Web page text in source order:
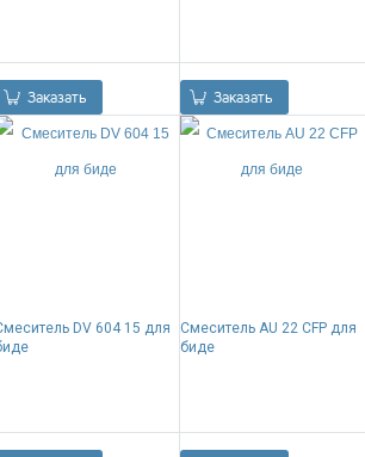
Заказать Заказать
DV 604 15 для
Смеситель AU 22 CFP для
биде